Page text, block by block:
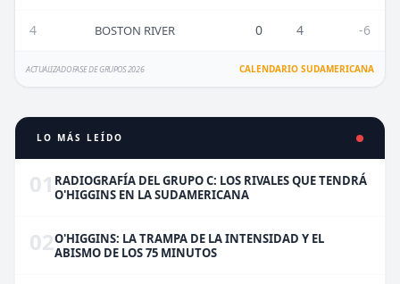
4 BOSTON RIVER 0 4 -6
ACTUALIZADO FASE DE GRUPOS 2026 CALENDARIO SUDAMERICANA
LO MÁS LEÍDO
01 RADIOGRAFÍA DEL GRUPO C: LOS RIVALES QUE TENDRÁ
O'HIGGINS EN LA SUDAMERICANA
02O'HIGGINS: LA TRAMPA DE LA INTENSIDAD Y EL
ABISMO DE LOS 75 MINUTOS